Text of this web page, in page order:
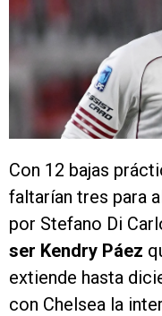
Con 12 bajas
faltarían tres para
por Stefano Di
ser Kendry Páez
extiende hasta
con Chelsea la